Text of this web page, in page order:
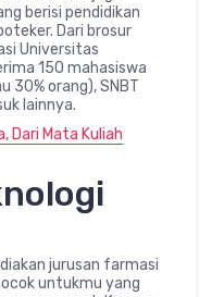
berisi pendidikan
Dari brosur
Universitas
150 mahasiswa
30% orang), SNBT
lainnya.
Dari Mata Kuliah
jurusan farmasi
untukmu yang